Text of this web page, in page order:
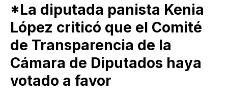
*La diputada panista Kenia
López criticó que el Comité
de Transparencia de la
Cámara de Diputados haya
votado a favor